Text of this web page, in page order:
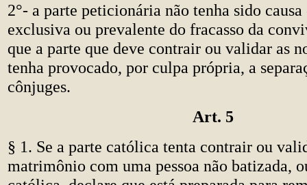
2°- a parte peticionária não tenha sido
exclusiva ou prevalente do fracasso da
que a parte que deve contrair ou validar as
tenha provocado, por culpa própria, a
cônjuges.
Art. 5
§ 1. Se a parte católica tenta contrair ou
matrimônio com uma pessoa não batizada,